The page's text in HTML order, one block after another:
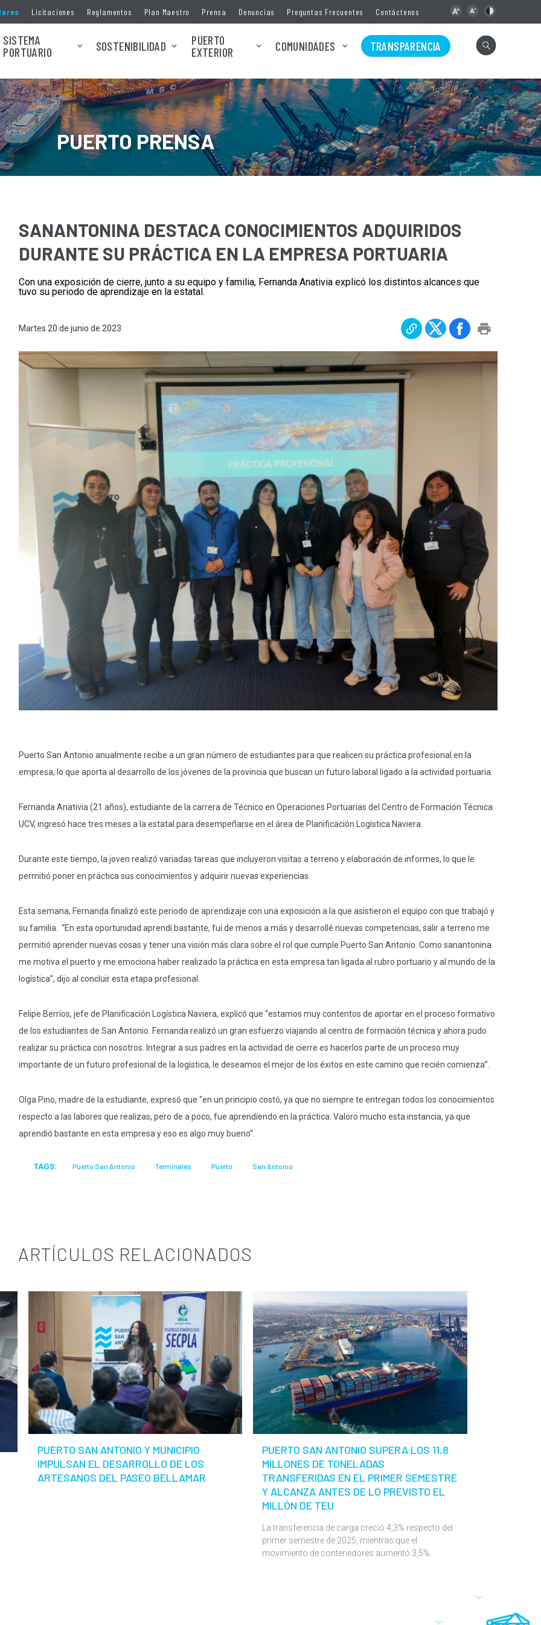
Licitaciones Reglamentos Plan Maestro Prensa Denuncias Preguntas Frecuentes Contáctenos
SISTEMA
PORTUARIO
SOSTENIBILIDAD
PUERTO
EXTERIOR
COMUNIDADES TRANSPARENCIA
PUERTO PRENSA
SANANTONINA DESTACA CONOCIMIENTOS ADQUIRIDOS
DURANTE SU PRÁCTICA EN LA EMPRESA PORTUARIA
Con una exposición de cierre, junto a su equipo y familia, Fernanda Anativia explicó los distintos alcances que
tuvo su periodo de aprendizaje en la estatal.
Martes 20 de junio de 2023
Puerto San Antonio anualmente recibe a un gran número de estudiantes para que realicen su práctica profesional en la
empresa, lo que aporta al desarrollo de los jóvenes de la provincia que buscan un futuro laboral ligado a la actividad portuaria.
Fernanda Anativia (21 años), estudiante de la carrera de Técnico en Operaciones Portuarias del Centro de Formación Técnica
UCV, ingresó hace tres meses a la estatal para desempeñarse en el área de Planificación Logística Naviera.
Durante este tiempo, la joven realizó variadas tareas que incluyeron visitas a terreno y elaboración de informes, lo que le
permitió poner en práctica sus conocimientos y adquirir nuevas experiencias.
Esta semana, Fernanda finalizó este periodo de aprendizaje con una exposición a la que asistieron el equipo con que trabajó y
su familia. “En esta oportunidad aprendí bastante, fui de menos a más y desarrollé nuevas competencias, salir a terreno me
permitió aprender nuevas cosas y tener una visión más clara sobre el rol que cumple Puerto San Antonio. Como sanantonina
me motiva el puerto y me emociona haber realizado la práctica en esta empresa tan ligada al rubro portuario y al mundo de la
logística”, dijo al concluir esta etapa profesional.
Felipe Berríos, jefe de Planificación Logística Naviera, explicó que “estamos muy contentos de aportar en el proceso formativo
de los estudiantes de San Antonio. Fernanda realizó un gran esfuerzo viajando al centro de formación técnica y ahora pudo
realizar su práctica con nosotros. Integrar a sus padres en la actividad de cierre es hacerlos parte de un proceso muy
importante de un futuro profesional de la logística, le deseamos el mejor de los éxitos en este camino que recién comienza”.
Olga Pino, madre de la estudiante, expresó que “en un principio costó, ya que no siempre te entregan todos los conocimientos
respecto a las labores que realizas, pero de a poco, fue aprendiendo en la práctica. Valoro mucho esta instancia, ya que
aprendió bastante en esta empresa y eso es algo muy bueno”.
TAGS: Puerto San Antonio Terminales Puerto San Antonio
ARTÍCULOS RELACIONADOS
PUERTO SAN ANTONIO Y MUNICIPIO
IMPULSAN EL DESARROLLO DE LOS
ARTESANOS DEL PASEO BELLAMAR
PUERTO SAN ANTONIO SUPERA LOS 11,8
MILLONES DE TONELADAS
TRANSFERIDAS EN EL PRIMER SEMESTRE
Y ALCANZA ANTES DE LO PREVISTO EL
MILLÓN DE TEU
La transferencia de carga creció 4,3% respecto del
primer semestre de 2025, mientras que el
movimiento de contenedores aumentó 3,5%.